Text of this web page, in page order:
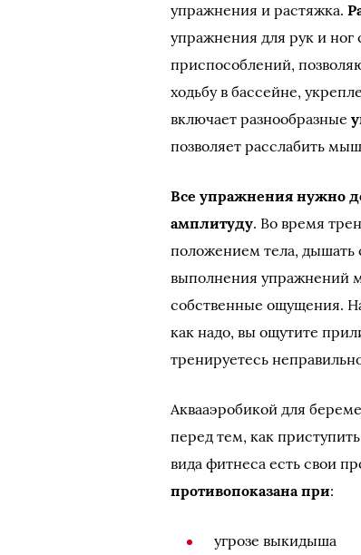
упражнения и растяжка.
упражнения для рук и
приспособлений,
ходьбу в бассейне,
включает разнообразные
позволяет расслабить
Все упражнения нужно
амплитуду. Во время
положением тела, дышать
выполнения упражнений
собственные ощущения.
как надо, вы ощутите
тренируетесь
Аквааэробикой для
перед тем, как
вида фитнеса есть свои
противопоказана при:
угрозе выкидыша